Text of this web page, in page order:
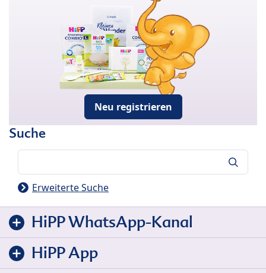
Neu registrieren
Suche
Erweiterte Suche
HiPP WhatsApp-Kanal
HiPP App